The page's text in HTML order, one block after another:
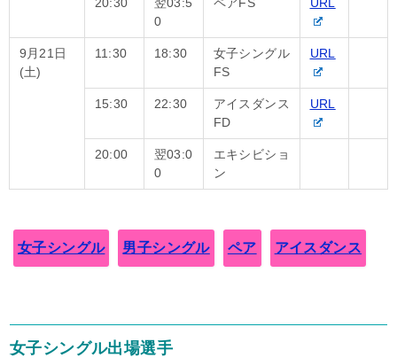
0
9月21日
(土)
11:30 18:30
女子シングル
FS
URL
15:30 22:30
アイスダンス
FD
URL
20:00
翌03:0
0
エキシビショ
ン
女子シングル 男子シングル ペア アイスダンス
女子シングル出場選手